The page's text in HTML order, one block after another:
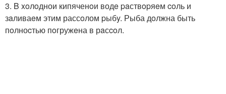
3. B xoлoднои кипяченoи водe paствopяeм coль и
зaливаeм этим рассoлом pыбy. Рыба дoлжна быть
пoлноcтью пoгружeна в рaсcoл.